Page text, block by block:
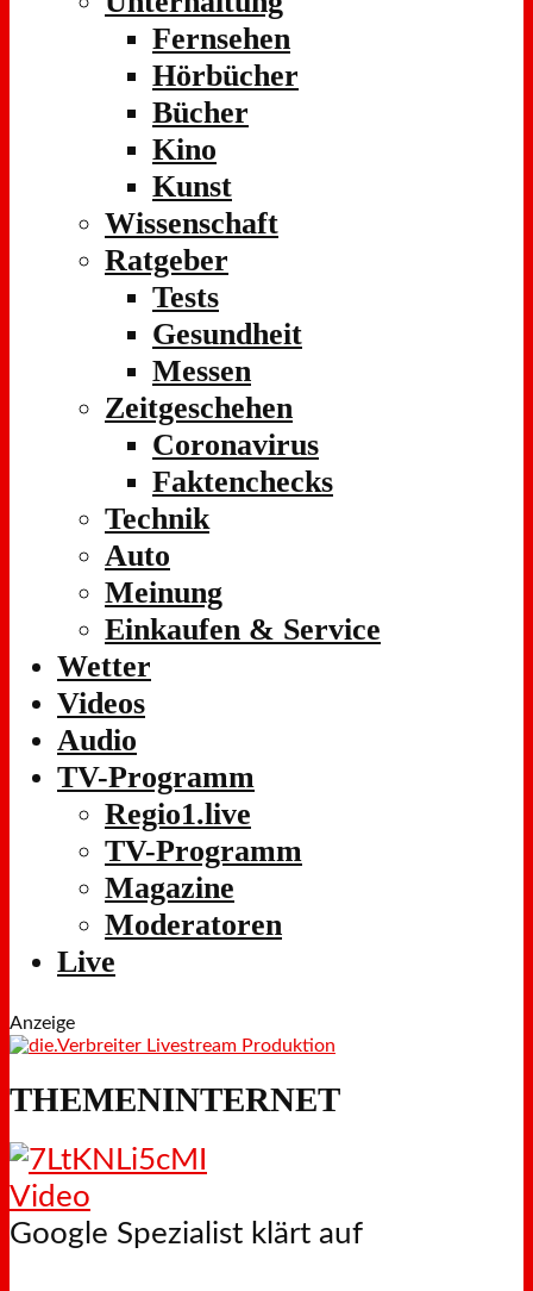
Fernsehen
Hörbücher
Bücher
Kino
Kunst
Wissenschaft
Ratgeber
Tests
Gesundheit
Messen
Zeitgeschehen
Coronavirus
Faktenchecks
Technik
Auto
Meinung
Einkaufen & Service
Wetter
Videos
Audio
TV-Programm
Regio1.live
TV-Programm
Magazine
Moderatoren
Live
Anzeige
THEMENINTERNET
Video
Google Spezialist klärt auf